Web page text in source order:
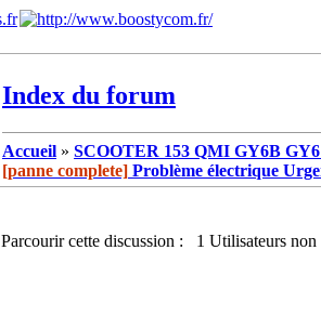
Index du forum
Accueil » SCOOTER 153 QMI GY6B
[panne complete] Problème électrique
Parcourir cette discussion : 1 Utilisateurs non